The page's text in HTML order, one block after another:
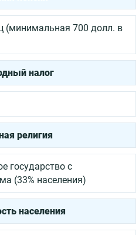
(минимальная 700 долл. в
налог
религия
государство с
(33% населения)
населения